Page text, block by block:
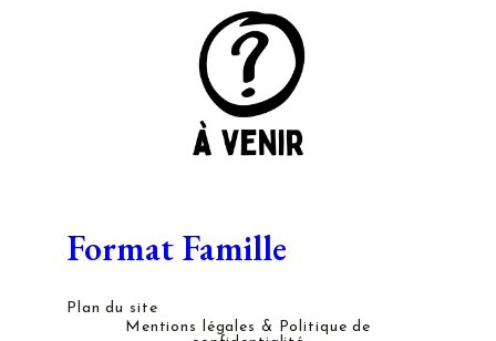
Format Famille
Plan du site
Mentions légales & Politique de